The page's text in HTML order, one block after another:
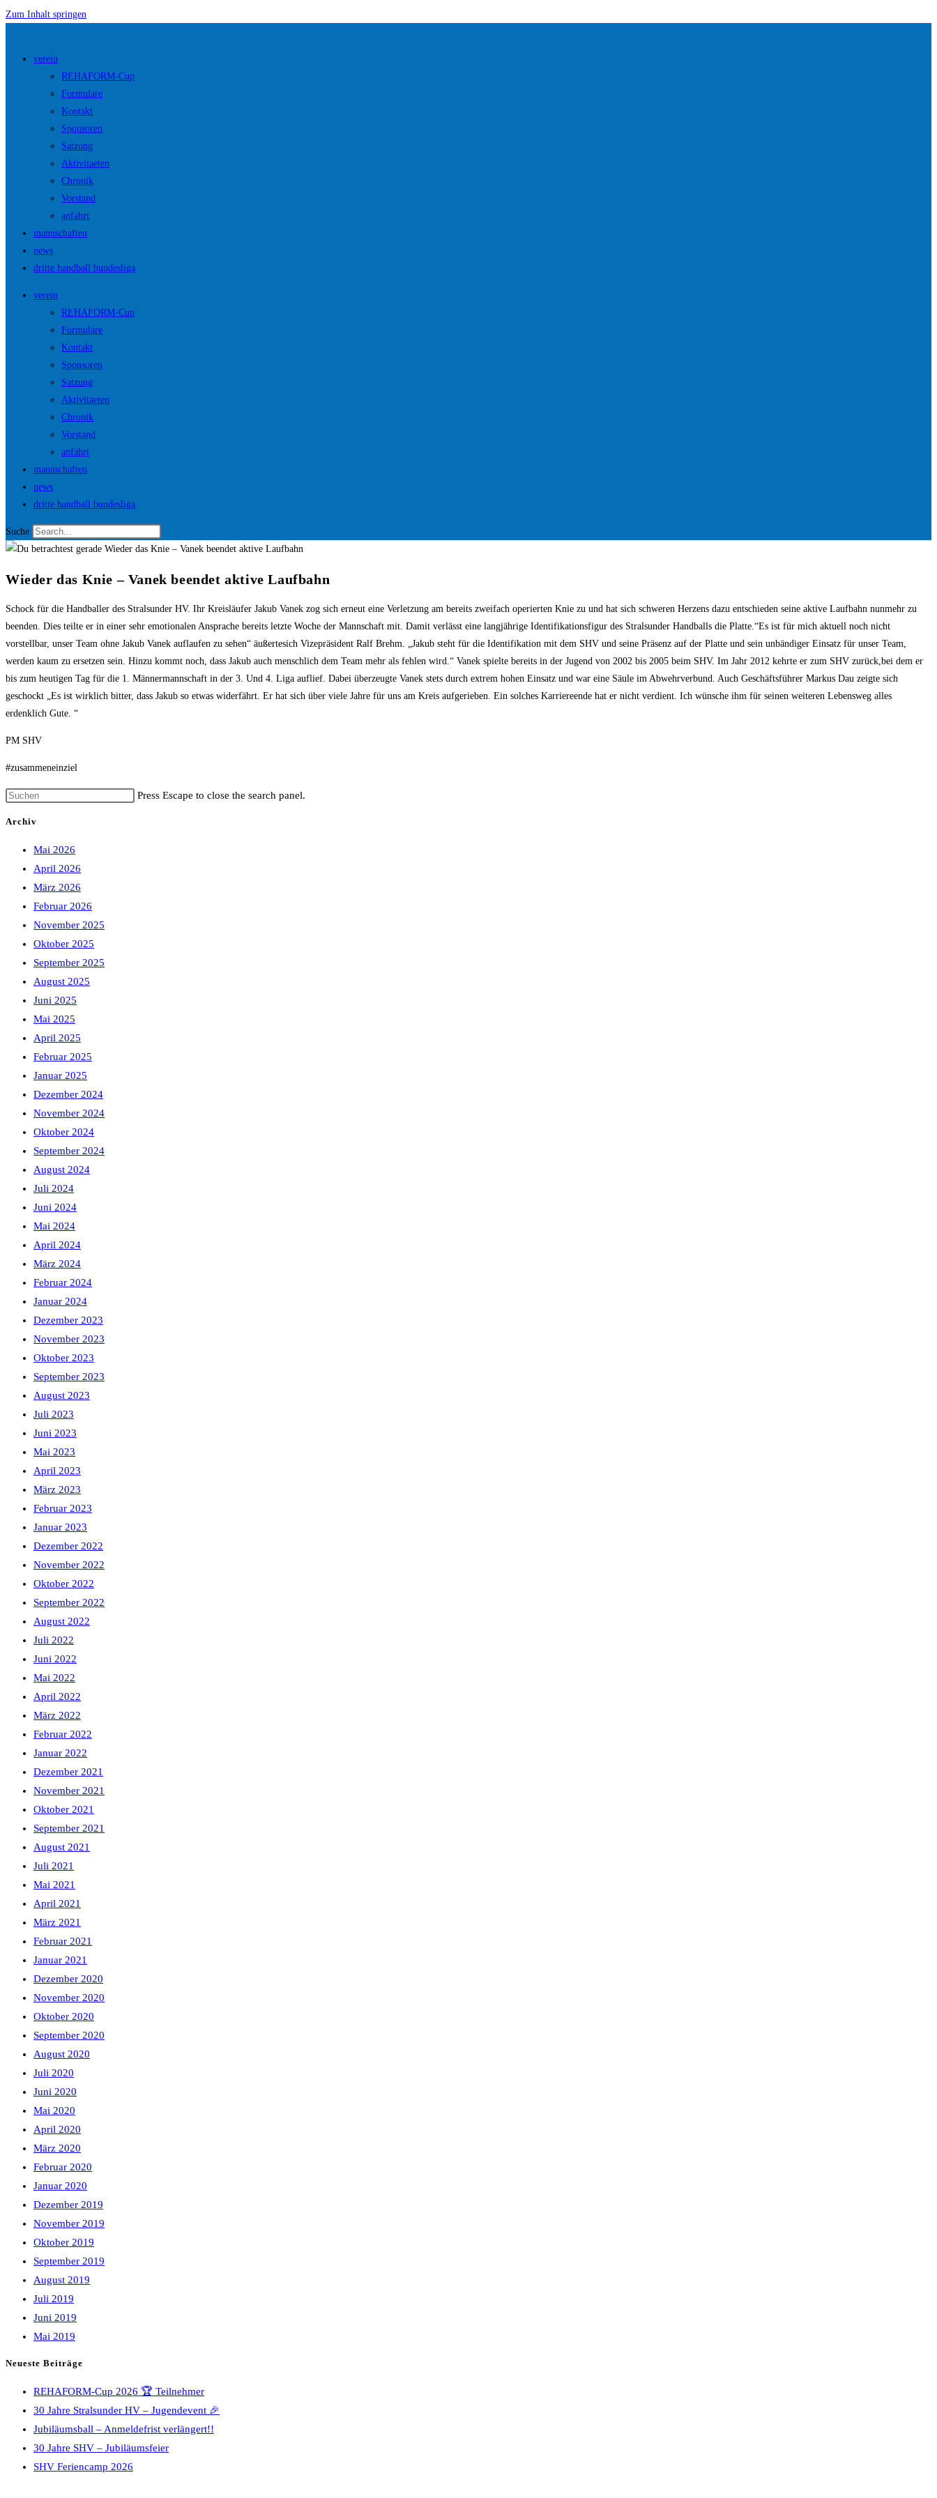
Zum Inhalt springen
verein
REHAFORM-Cup
Formulare
Kontakt
Sponsoren
Satzung
Aktivitaeten
Chronik
Vorstand
anfahrt
mannschaften
news
dritte handball bundesliga
verein
REHAFORM-Cup
Formulare
Kontakt
Sponsoren
Satzung
Aktivitaeten
Chronik
Vorstand
anfahrt
mannschaften
news
dritte handball bundesliga
Suche
Wieder das Knie – Vanek beendet aktive Laufbahn
Schock für die Handballer des Stralsunder HV. Ihr Kreisläufer Jakub Vanek zog sich erneut eine Verletzung am bereits zweifach operierten Knie zu und hat sich schweren Herzens dazu entschieden seine aktive Laufbahn nunmehr zu
beenden. Dies teilte er in einer sehr emotionalen Ansprache bereits letzte Woche der Mannschaft mit. Damit verlässt eine langjährige Identifikationsfigur des Stralsunder Handballs die Platte.“Es ist für mich aktuell noch nicht
vorstellbar, unser Team ohne Jakub Vanek auflaufen zu sehen“ äußertesich Vizepräsident Ralf Brehm. „Jakub steht für die Identifikation mit dem SHV und seine Präsenz auf der Platte und sein unbändiger Einsatz für unser Team,
werden kaum zu ersetzen sein. Hinzu kommt noch, dass Jakub auch menschlich dem Team mehr als fehlen wird.“ Vanek spielte bereits in der Jugend von 2002 bis 2005 beim SHV. Im Jahr 2012 kehrte er zum SHV zurück,bei dem er
bis zum heutigen Tag für die 1. Männermannschaft in der 3. Und 4. Liga auflief. Dabei überzeugte Vanek stets durch extrem hohen Einsatz und war eine Säule im Abwehrverbund. Auch Geschäftsführer Markus Dau zeigte sich
geschockt „Es ist wirklich bitter, dass Jakub so etwas widerfährt. Er hat sich über viele Jahre für uns am Kreis aufgerieben. Ein solches Karriereende hat er nicht verdient. Ich wünsche ihm für seinen weiteren Lebensweg alles
erdenklich Gute. “
PM SHV
#zusammeneinziel
Press Escape to close the search panel.
Archiv
Mai 2026
April 2026
März 2026
Februar 2026
November 2025
Oktober 2025
September 2025
August 2025
Juni 2025
Mai 2025
April 2025
Februar 2025
Januar 2025
Dezember 2024
November 2024
Oktober 2024
September 2024
August 2024
Juli 2024
Juni 2024
Mai 2024
April 2024
März 2024
Februar 2024
Januar 2024
Dezember 2023
November 2023
Oktober 2023
September 2023
August 2023
Juli 2023
Juni 2023
Mai 2023
April 2023
März 2023
Februar 2023
Januar 2023
Dezember 2022
November 2022
Oktober 2022
September 2022
August 2022
Juli 2022
Juni 2022
Mai 2022
April 2022
März 2022
Februar 2022
Januar 2022
Dezember 2021
November 2021
Oktober 2021
September 2021
August 2021
Juli 2021
Mai 2021
April 2021
März 2021
Februar 2021
Januar 2021
Dezember 2020
November 2020
Oktober 2020
September 2020
August 2020
Juli 2020
Juni 2020
Mai 2020
April 2020
März 2020
Februar 2020
Januar 2020
Dezember 2019
November 2019
Oktober 2019
September 2019
August 2019
Juli 2019
Juni 2019
Mai 2019
Neueste Beiträge
REHAFORM-Cup 2026 🏆 Teilnehmer
30 Jahre Stralsunder HV – Jugendevent 🎉
Jubiläumsball – Anmeldefrist verlängert!!
30 Jahre SHV – Jubiläumsfeier
SHV Feriencamp 2026